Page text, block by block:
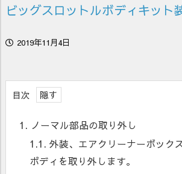
ビッグスロットルボディキット
2019年11月4日
目次
1. ノーマル部品の取り外し
1.1. 外装、エアクリーナーボック
ボディを取り外します。